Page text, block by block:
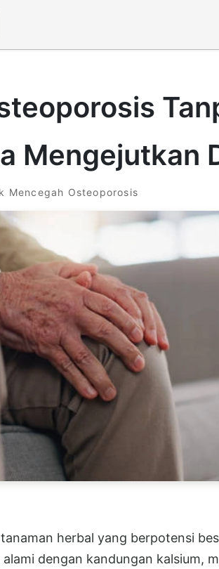
Mengejutkan
Mencegah Osteoporosis
herbal yang berpotensi
dengan kandungan kalsium,